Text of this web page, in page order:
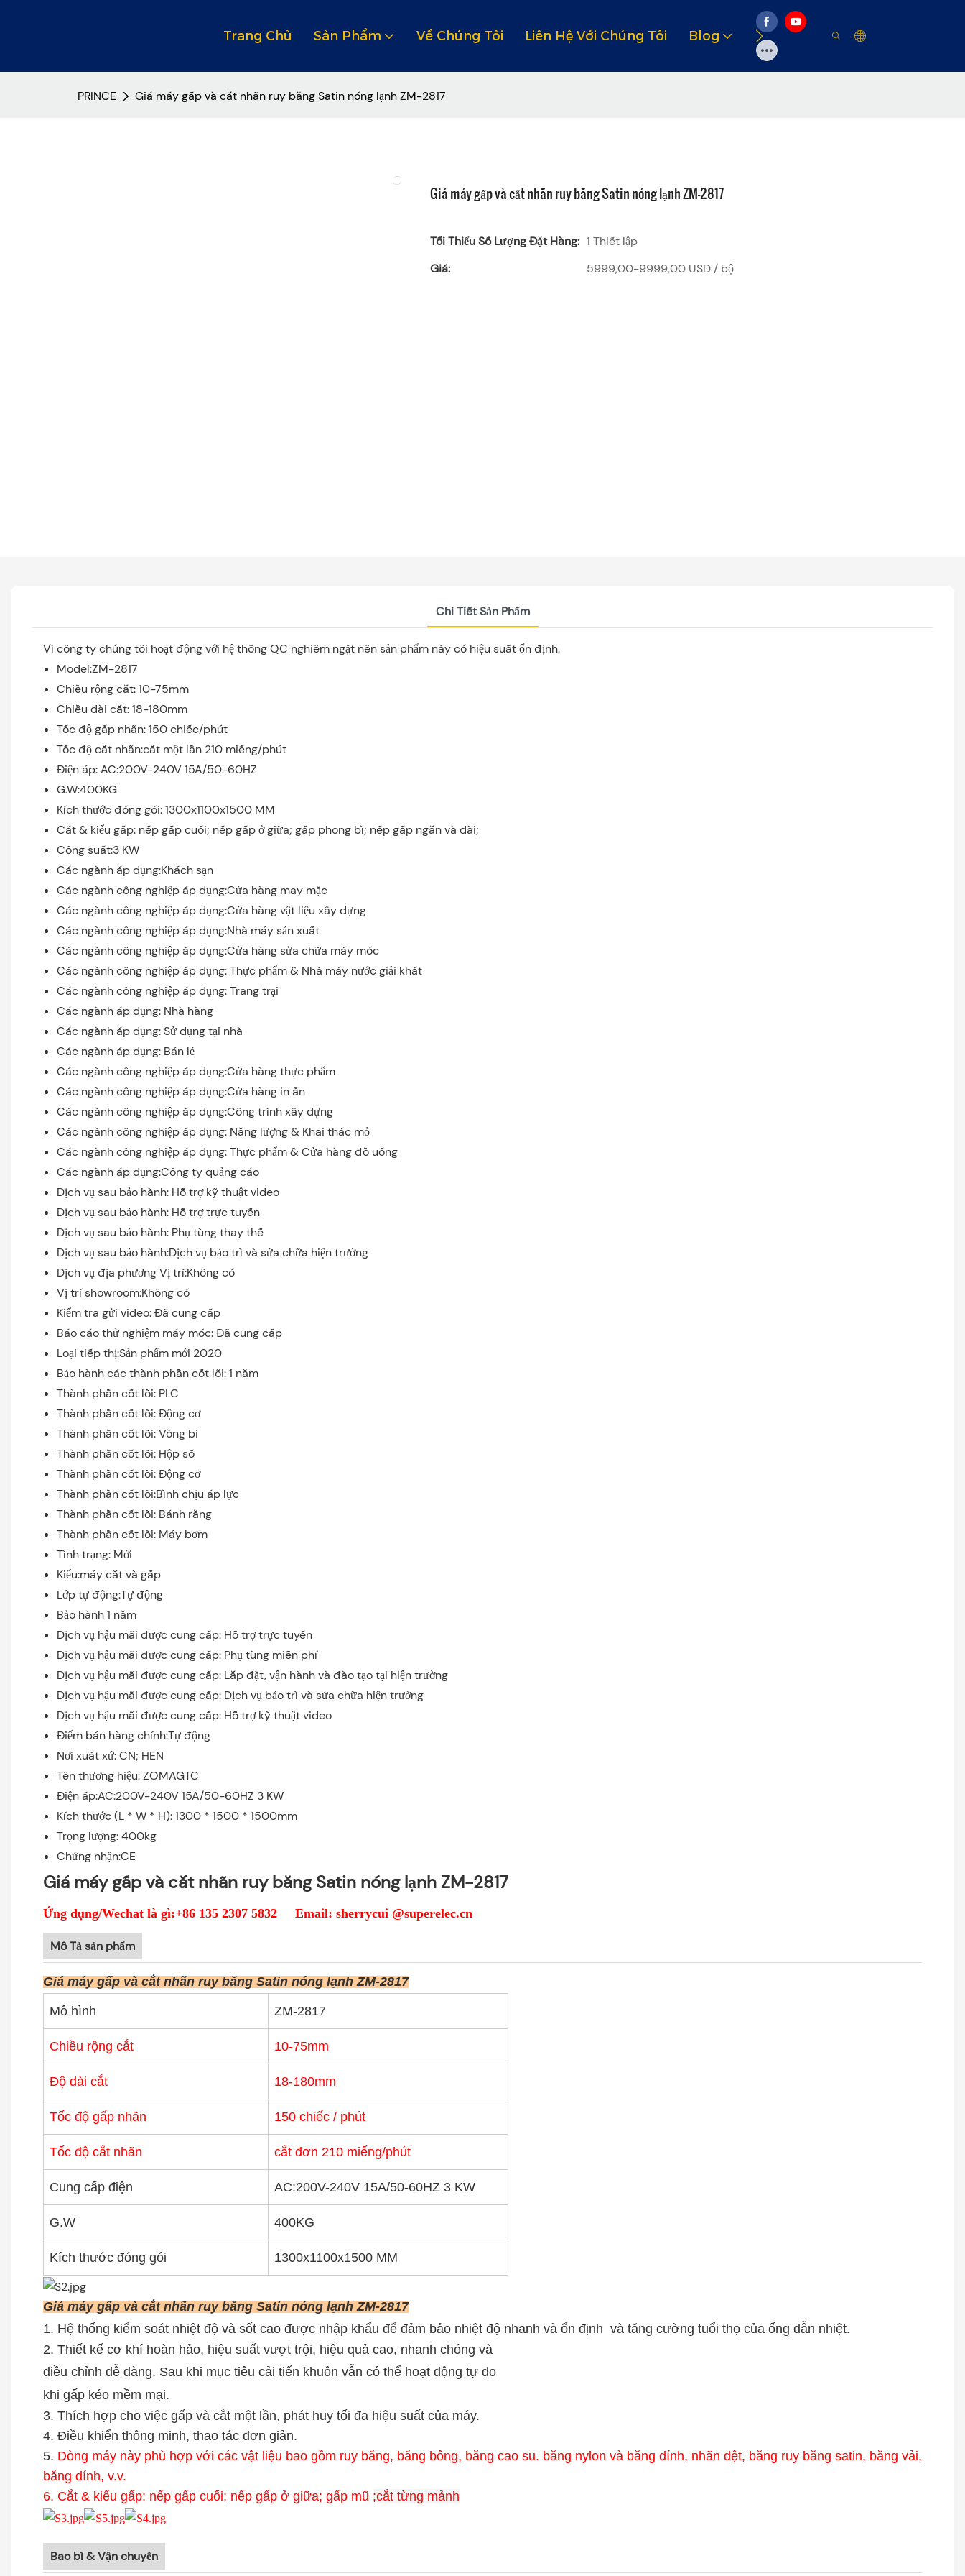
Trang Chủ Sản Phẩm Về Chúng Tôi Liên Hệ Với Chúng Tôi Blog Video Giải Pháp
PRINCE Giá máy gấp và cắt nhãn ruy băng Satin nóng lạnh ZM-2817
Giá máy gấp và cắt nhãn ruy băng Satin nóng lạnh ZM-2817
Tối Thiểu Số Lượng Đặt Hàng: 1 Thiết lập
Giá:
5999,00-9999,00 USD / bộ
Chi Tiết Sản Phẩm
Vì công ty chúng tôi hoạt động với hệ thống QC nghiêm ngặt nên sản phẩm này có hiệu suất ổn định.
Model:ZM-2817
Chiều rộng cắt: 10-75mm
Chiều dài cắt: 18-180mm
Tốc độ gấp nhãn: 150 chiếc/phút
Tốc độ cắt nhãn:cắt một lần 210 miếng/phút
Điện áp: AC:200V-240V 15A/50-60HZ
G.W:400KG
Kích thước đóng gói: 1300x1100x1500 MM
Cắt & kiểu gấp: nếp gấp cuối; nếp gấp ở giữa; gấp phong bì; nếp gấp ngắn và dài;
Công suất:3 KW
Các ngành áp dụng:Khách sạn
Các ngành công nghiệp áp dụng:Cửa hàng may mặc
Các ngành công nghiệp áp dụng:Cửa hàng vật liệu xây dựng
Các ngành công nghiệp áp dụng:Nhà máy sản xuất
Các ngành công nghiệp áp dụng:Cửa hàng sửa chữa máy móc
Các ngành công nghiệp áp dụng: Thực phẩm & Nhà máy nước giải khát
Các ngành công nghiệp áp dụng: Trang trại
Các ngành áp dụng: Nhà hàng
Các ngành áp dụng: Sử dụng tại nhà
Các ngành áp dụng: Bán lẻ
Các ngành công nghiệp áp dụng:Cửa hàng thực phẩm
Các ngành công nghiệp áp dụng:Cửa hàng in ấn
Các ngành công nghiệp áp dụng:Công trình xây dựng
Các ngành công nghiệp áp dụng: Năng lượng & Khai thác mỏ
Các ngành công nghiệp áp dụng: Thực phẩm & Cửa hàng đồ uống
Các ngành áp dụng:Công ty quảng cáo
Dịch vụ sau bảo hành: Hỗ trợ kỹ thuật video
Dịch vụ sau bảo hành: Hỗ trợ trực tuyến
Dịch vụ sau bảo hành: Phụ tùng thay thế
Dịch vụ sau bảo hành:Dịch vụ bảo trì và sửa chữa hiện trường
Dịch vụ địa phương Vị trí:Không có
Vị trí showroom:Không có
Kiểm tra gửi video: Đã cung cấp
Báo cáo thử nghiệm máy móc: Đã cung cấp
Loại tiếp thị:Sản phẩm mới 2020
Bảo hành các thành phần cốt lõi: 1 năm
Thành phần cốt lõi: PLC
Thành phần cốt lõi: Động cơ
Thành phần cốt lõi: Vòng bi
Thành phần cốt lõi: Hộp số
Thành phần cốt lõi: Động cơ
Thành phần cốt lõi:Bình chịu áp lực
Thành phần cốt lõi: Bánh răng
Thành phần cốt lõi: Máy bơm
Tình trạng: Mới
Kiểu:máy cắt và gấp
Lớp tự động:Tự động
Bảo hành 1 năm
Dịch vụ hậu mãi được cung cấp: Hỗ trợ trực tuyến
Dịch vụ hậu mãi được cung cấp: Phụ tùng miễn phí
Dịch vụ hậu mãi được cung cấp: Lắp đặt, vận hành và đào tạo tại hiện trường
Dịch vụ hậu mãi được cung cấp: Dịch vụ bảo trì và sửa chữa hiện trường
Dịch vụ hậu mãi được cung cấp: Hỗ trợ kỹ thuật video
Điểm bán hàng chính:Tự động
Nơi xuất xứ: CN; HEN
Tên thương hiệu: ZOMAGTC
Điện áp:AC:200V-240V 15A/50-60HZ 3 KW
Kích thước (L * W * H): 1300 * 1500 * 1500mm
Trọng lượng: 400kg
Chứng nhận:CE
Giá máy gấp và cắt nhãn ruy băng Satin nóng lạnh ZM-2817
Ứng dụng/Wechat là gì:+86 135 2307 5832 Email: sherrycui @superelec.cn
Mô Tả sản phẩm
Giá máy gấp và cắt nhãn ruy băng Satin nóng lạnh ZM-2817
Mô hình ZM-2817
Chiều rộng cắt 10-75mm
Độ dài cắt 18-180mm
Tốc độ gấp nhãn 150 chiếc / phút
Tốc độ cắt nhãn cắt đơn 210 miếng/phút
Cung cấp điện AC:200V-240V 15A/50-60HZ 3 KW
G.W 400KG
Kích thước đóng gói 1300x1100x1500 MM
Giá máy gấp và cắt nhãn ruy băng Satin nóng lạnh ZM-2817
1. Hệ thống kiểm soát nhiệt độ và sốt cao được nhập khẩu để đảm bảo nhiệt độ nhanh và ổn định và tăng cường tuổi thọ của ống dẫn nhiệt.
2. Thiết kế cơ khí hoàn hảo, hiệu suất vượt trội, hiệu quả cao, nhanh chóng và
điều chỉnh dễ dàng. Sau khi mục tiêu cải tiến khuôn vẫn có thể hoạt động tự do
khi gấp kéo mềm mại.
3. Thích hợp cho việc gấp và cắt một lần, phát huy tối đa hiệu suất của máy.
4. Điều khiển thông minh, thao tác đơn giản.
5. Dòng máy này phù hợp với các vật liệu bao gồm ruy băng, băng bông, băng cao su. băng nylon và băng dính, nhãn dệt, băng ruy băng satin, băng vải,
băng dính, v.v.
6. Cắt & kiểu gấp: nếp gấp cuối; nếp gấp ở giữa; gấp mũ ;cắt từng mảnh
Bao bì & Vận chuyển